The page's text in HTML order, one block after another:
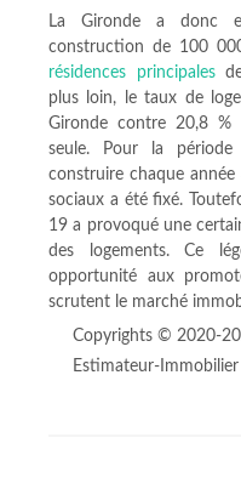
La Gironde a donc
construction de 100
résidences principales
plus loin, le taux de
Gironde contre 20,8 %
seule. Pour la
construire chaque
sociaux a été fixé.
19 a provoqué une
des logements. Ce
opportunité aux
scrutent le marché
Copyrights © 2020-
Estimateur-Immobilier